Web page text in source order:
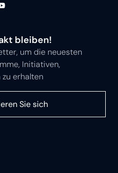
bleiben!
um die neuesten
Initiativen,
erhalten
Sie sich